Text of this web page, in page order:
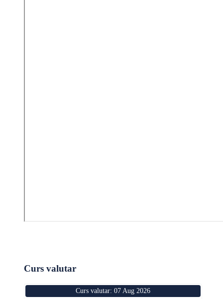
Curs valutar
Curs valutar: 07 Aug 2026